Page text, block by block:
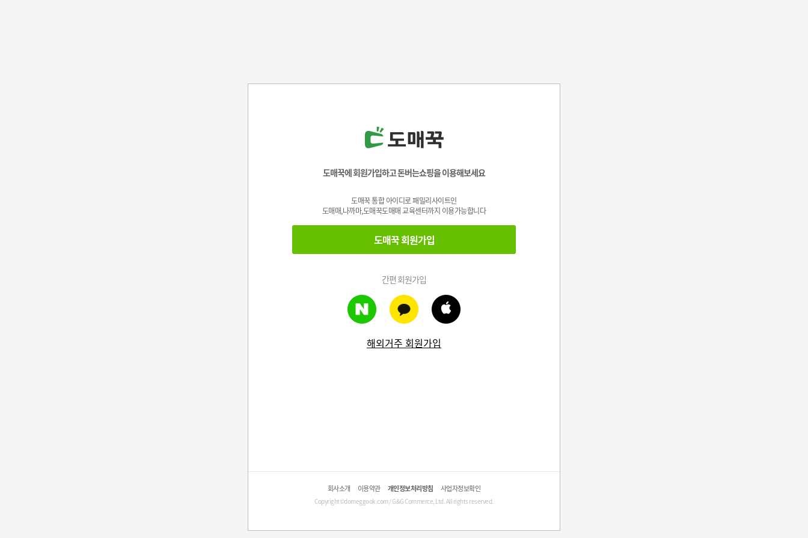
도매꾹에 회원가입하고 돈버는쇼핑을 이용해보세요
도매꾹 통합 아이디로 패밀리사이트인
도매매,나까마,도매꾹도매매 교육센터까지 이용가능합니다
도매꾹 회원가입
간편 회원가입
해외거주 회원가입
회사소개 이용약관 개인정보처리방침 사업자정보확인
Copyright©domeggook.com / G&G Commerce, Ltd. All rights reserved.